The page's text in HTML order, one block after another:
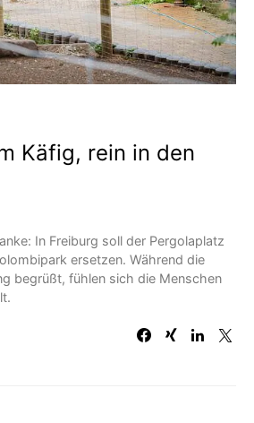
Käfig, rein in den
In Freiburg soll der Pergolaplatz
ersetzen. Während die
begrüßt, fühlen sich die Menschen